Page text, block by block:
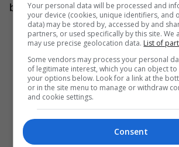
burbon e jo whisky.
Your personal data will be processed and
your device (cookies, unique identifiers, and
data) may be stored by, accessed by and
partners, or used specifically by this site. We
may use precise geolocation data. List of
Some vendors may process your personal
of legitimate interest, which you can object
your options below. Look for a link at the
or in the site menu to manage or withdraw
and cookie settings.
Consent